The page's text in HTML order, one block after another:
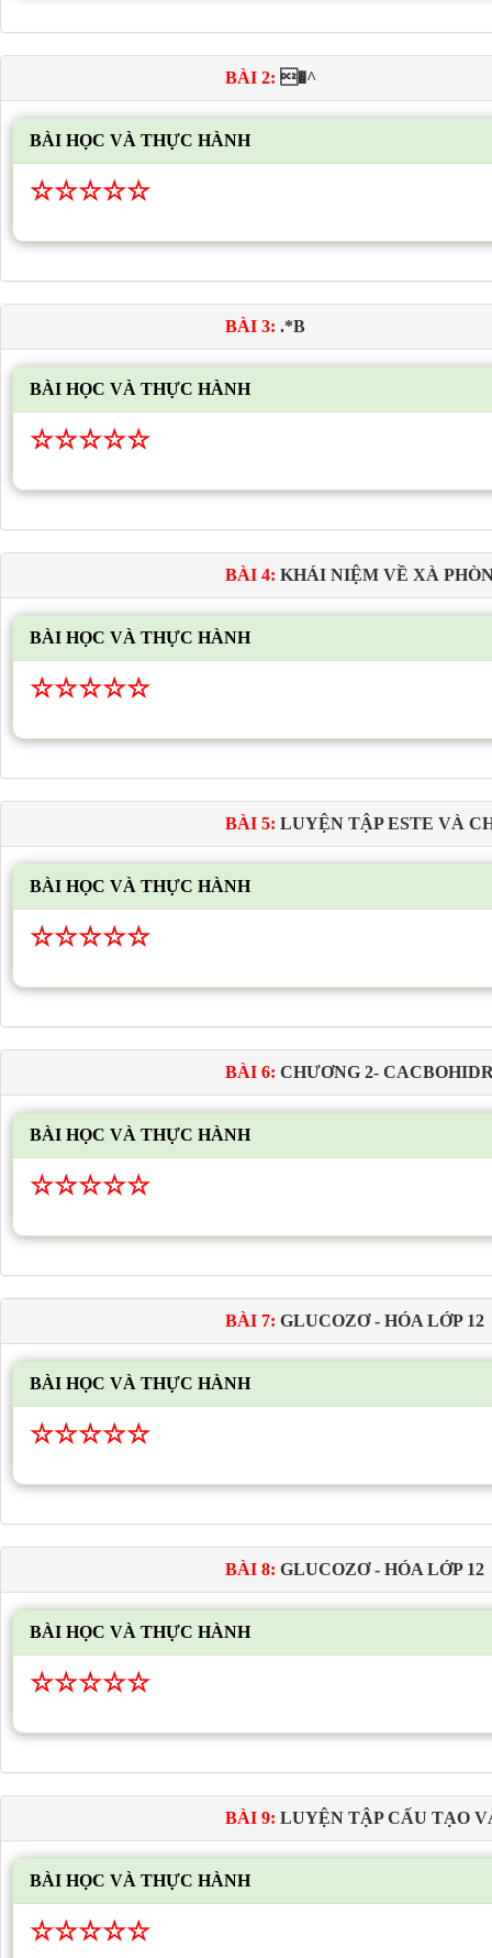
BÀI 2: �^
BÀI HỌC VÀ THỰC HÀNH
☆☆☆☆☆
BÀI 3: .*B
BÀI HỌC VÀ THỰC HÀNH
☆☆☆☆☆
BÀI 4: KHÁI NIỆM VỀ XÀ
BÀI HỌC VÀ THỰC HÀNH
☆☆☆☆☆
BÀI 5: LUYỆN TẬP ESTE VÀ
BÀI HỌC VÀ THỰC HÀNH
☆☆☆☆☆
BÀI 6: CHƯƠNG 2-
BÀI HỌC VÀ THỰC HÀNH
☆☆☆☆☆
BÀI 7: GLUCOZƠ - HÓA LỚP 12
BÀI HỌC VÀ THỰC HÀNH
☆☆☆☆☆
BÀI 8: GLUCOZƠ - HÓA LỚP 12
BÀI HỌC VÀ THỰC HÀNH
☆☆☆☆☆
BÀI 9: LUYỆN TẬP CẤU TẠO
BÀI HỌC VÀ THỰC HÀNH
☆☆☆☆☆